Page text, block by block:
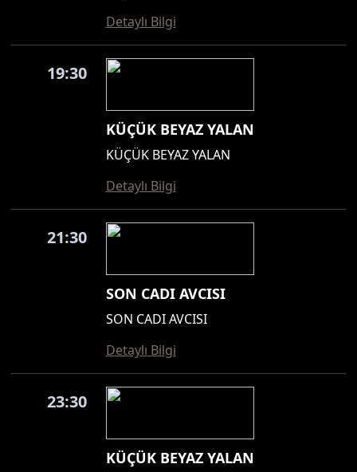
Detaylı Bilgi
19:30
KÜÇÜK BEYAZ YALAN
KÜÇÜK BEYAZ YALAN
Detaylı Bilgi
21:30
SON CADI AVCISI
SON CADI AVCISI
Detaylı Bilgi
23:30
KÜÇÜK BEYAZ YALAN